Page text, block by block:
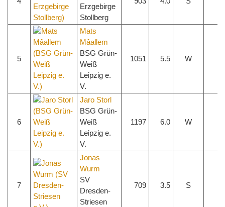
Erzgebirge
Stollberg
5
Mats
Mâallem
BSG Grün-
Weiß
Leipzig e.
V.
1051 5.5 W
6
Jaro Storl
BSG Grün-
Weiß
Leipzig e.
V.
1197 6.0 W
7
Jonas
Wurm
SV
Dresden-
Striesen
709 3.5 S